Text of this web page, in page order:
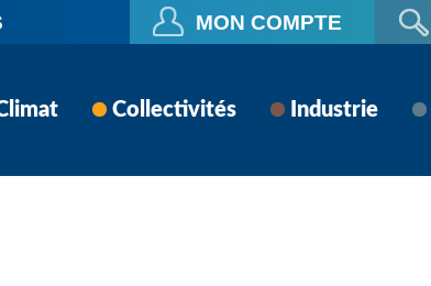
MON COMPTE
Collectivités Industrie